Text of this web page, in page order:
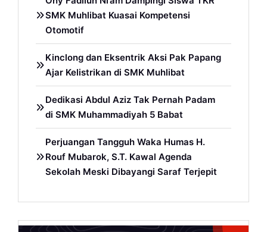
SMK Muhlibat Kuasai Kompetensi
Otomotif
Kinclong dan Eksentrik Aksi Pak Papang
Ajar Kelistrikan di SMK Muhlibat
Dedikasi Abdul Aziz Tak Pernah Padam
di SMK Muhammadiyah 5 Babat
Perjuangan Tangguh Waka Humas H.
Rouf Mubarok, S.T. Kawal Agenda
Sekolah Meski Dibayangi Saraf Terjepit